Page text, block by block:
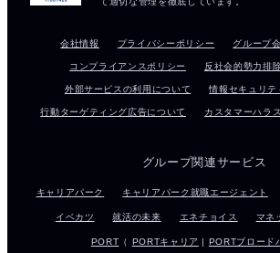
会社情報 プライバシーポリシー グループ
コンプライアンスポリシー 反社会的勢力排
外部サービスの利用について 情報セキュリテ
行動ターゲティング広告について カスタマーハラ